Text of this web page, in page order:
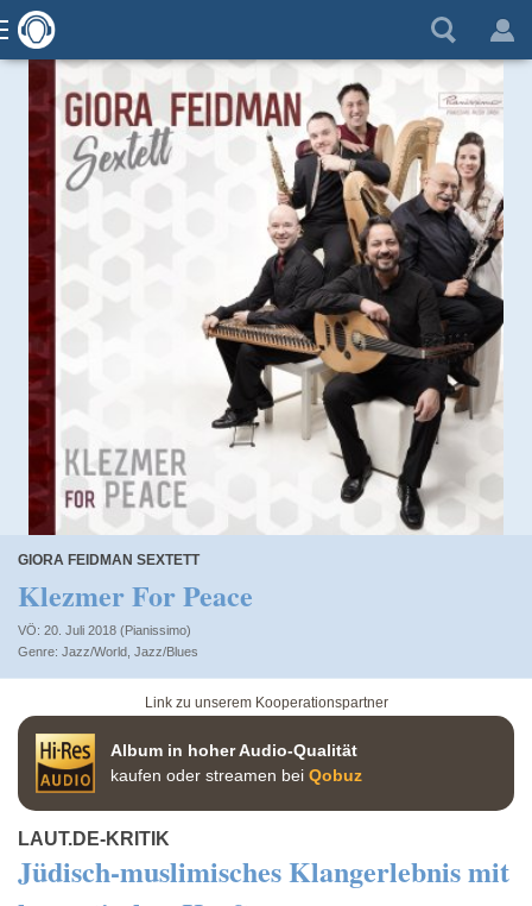
GIORA FEIDMAN SEXTETT
Klezmer For Peace
VÖ: 20. Juli 2018 (Pianissimo)
Jazz/World Jazz/Blues
Link zu unserem Kooperationspartner
Album in hoher Audio-Qualität
kaufen oder streamen bei Qobuz
LAUT.DE-KRITIK
Jüdisch-muslimisches Klangerlebnis mit